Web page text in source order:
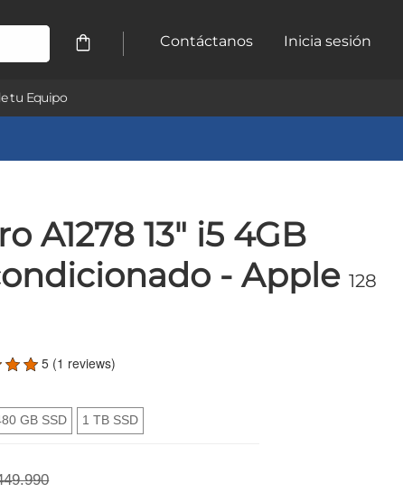
Contáctanos Inicia sesión
tu Equipo
A1278 13" i5 4GB
- Apple128
5 (1 reviews)
GB SSD 1 TB SSD